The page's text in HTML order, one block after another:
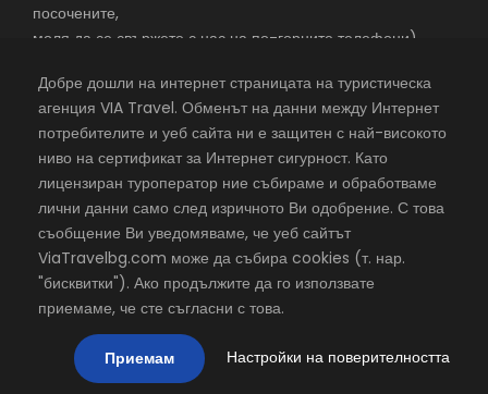
посочените,
моля да се свържете с нас на по-горните телефони)
екскурзии в чужбина със самолет – почивки в чужбина –
почивки в чужбина 2026 – с една от най-добрите
© VIA Travel , всички права запазени, Хостинг в Rax.bg
Посетете VIA Travel въвFacebook
Добре дошли на интернет страницата на туристическа
агенция VIA Travel. Обменът на данни между Интернет
потребителите и уеб сайта ни е защитен с най-високото
ниво на сертификат за Интернет сигурност. Като
лицензиран туроператор ние събираме и обработваме
лични данни само след изричното Ви одобрение. С това
съобщение Ви уведомяваме, че уеб сайтът
ViaTravelbg.com може да събира cookies (т. нар.
"бисквитки"). Ако продължите да го използвате
приемаме, че сте съгласни с това.
Приемам Настройки на поверителността